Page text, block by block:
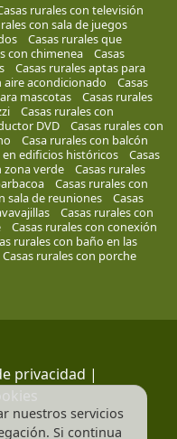
rurales con televisión
con sala de juegos
Casas rurales que
con chimenea
Casas
Casas rurales aptas para
aire acondicionado
Casas
mascotas
Casas rurales
Casas rurales con
DVD
Casas rurales con
Casa rurales con balcón
en edificios históricos
Casas
zona verde
Casas rurales
Casas rurales con
sala de reuniones
Casas
Casas rurales con
Casas rurales con conexión
rurales con baño en las
Casas rurales con porche
privacidad |
nuestros servicios
Si continua